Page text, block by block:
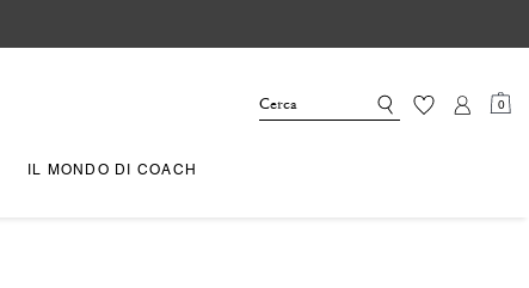
0
IL MONDO DI COACH